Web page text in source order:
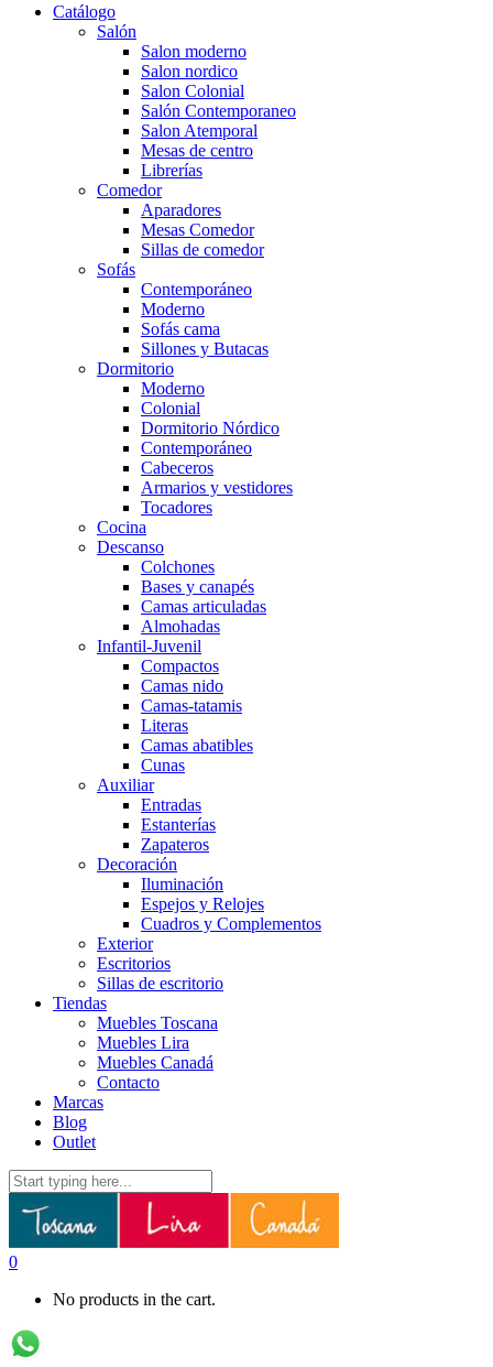
Catálogo
Salón
Salon moderno
Salon nordico
Salon Colonial
Salón Contemporaneo
Salon Atemporal
Mesas de centro
Librerías
Comedor
Aparadores
Mesas Comedor
Sillas de comedor
Sofás
Contemporáneo
Moderno
Sofás cama
Sillones y Butacas
Dormitorio
Moderno
Colonial
Dormitorio Nórdico
Contemporáneo
Cabeceros
Armarios y vestidores
Tocadores
Cocina
Descanso
Colchones
Bases y canapés
Camas articuladas
Almohadas
Infantil-Juvenil
Compactos
Camas nido
Camas-tatamis
Literas
Camas abatibles
Cunas
Auxiliar
Entradas
Estanterías
Zapateros
Decoración
Iluminación
Espejos y Relojes
Cuadros y Complementos
Exterior
Escritorios
Sillas de escritorio
Tiendas
Muebles Toscana
Muebles Lira
Muebles Canadá
Contacto
Marcas
Blog
Outlet
0
No products in the cart.